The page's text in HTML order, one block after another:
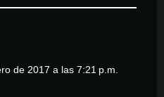
de 2017 a las 7:21 p.m.